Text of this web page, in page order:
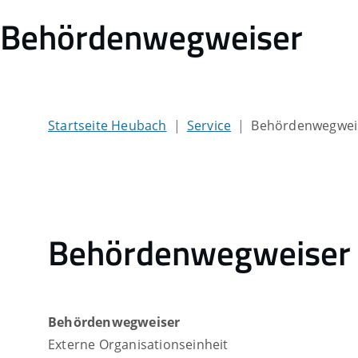
Behördenwegweiser
Startseite Heubach Service
Behördenwegweiser
Behördenwegweiser
Externe Organisationseinheit